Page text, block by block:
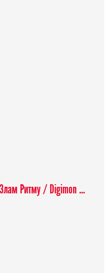
Діґімони: Злам Ритму / Digimon Beatbreak